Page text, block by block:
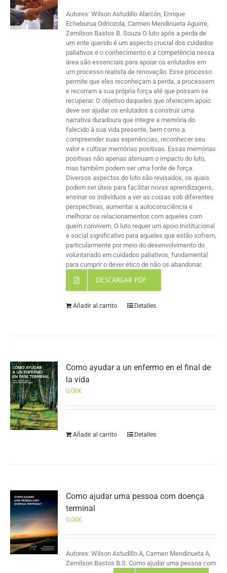
Autores: Wilson Astudillo Alarcón, Enrique
Echeburua Odriozola, Carmen Mendinueta Aguirre,
Zemilson Bastos B. Souza O luto após a perda de
um ente querido é um aspecto crucial dos cuidados
paliativos e o conhecimento e a competência nessa
área são essenciais para apoiar os enlutados em
um processo realista de renovação. Esse processo
permite que eles reconheçam a perda, a processem
e recorram a sua própria força até que possam se
recuperar. O objetivo daqueles que oferecem apoio
deve ser ajudar os enlutados a construir uma
narrativa duradoura que integre a memória do
falecido à sua vida presente, bem como a
compreender suas experiências, reconhecer seu
valor e cultivar memórias positivas. Essas memórias
positivas não apenas atenuam o impacto do luto,
mas também podem ser uma fonte de força.
Diversos aspectos do luto são revisados, os quais
podem ser úteis para facilitar novas aprendizagens,
ensinar os indivíduos a ver as coisas sob diferentes
perspectivas, aumentar a autoconsciência e
melhorar os relacionamentos com aqueles com
quem convivem. O luto requer um apoio institucional
e social significativo para aqueles que estão sofrem,
particularmente por meio do desenvolvimento do
voluntariado em cuidados paliativos, fundamental
para cumprir o dever ético de não os abandonar.
DESCARGAR PDF
Añadir al carrito Detalles
Como ayudar a un enfermo en el final de
la vida
0,00€
Añadir al carrito Detalles
Como ajudar uma pessoa com doença
terminal
0,00€
Autores: Wilson Astudillo A, Carmen Mendinueta A,
Zemilson Bastos B.S. Como ajudar uma pessoa com